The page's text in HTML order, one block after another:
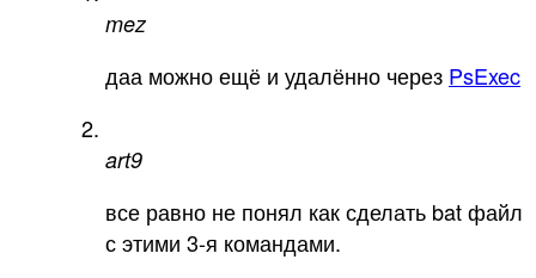
mez
даа можно ещё и удалённо через PsExec
art9
все равно не понял как сделать bat файл
с этими 3-я командами.